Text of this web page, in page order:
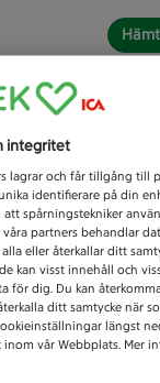
du efter idag?
Unknown error
integritet
lagrar och får tillgång till
identifierare på din
spårningstekniker
våra partners behandlar
eller återkallar ditt
kan visst innehåll och
för dig. Du kan
ditt samtycke när
längst
inom vår Webbplats. Mer